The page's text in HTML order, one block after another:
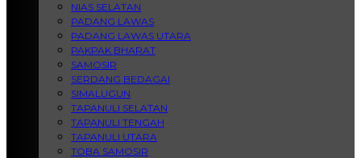
NIAS SELATAN
PADANG LAWAS
PADANG LAWAS UTARA
PAKPAK BHARAT
SAMOSIR
SERDANG BEDAGAI
SIMALUGUN
TAPANULI SELATAN
TAPANULI TENGAH
TAPANULI UTARA
TOBA SAMOSIR